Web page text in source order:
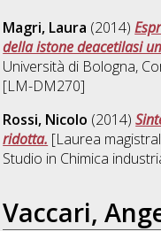
Magri, Laura (2014)
della istone deacetilasi
Università di Bologna,
[LM-DM270]
Rossi, Nicolo (2014)
ridotta. [Laurea
Studio in Chimica
Vaccari,